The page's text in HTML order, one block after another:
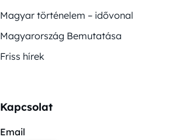
Magyar történelem – idővonal
Magyarország Bemutatása
Friss hírek
Kapcsolat
Email